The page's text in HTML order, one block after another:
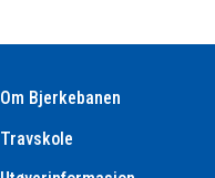
Om Bjerkebanen
Travskole